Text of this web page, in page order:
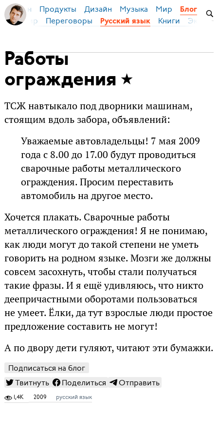
Бирман Продукты Дизайн Музыка Мир Блог
Мир Переговоры Русский язык Книги
Работы
ограждения
ТСЖ навтыкало под дворники машинам,
стоящим вдоль забора, объявлений:
Уважаемые автовладельцы! 7 мая 2009
года с 8.00 до 17.00 будут проводиться
сварочные работы металлического
ограждения. Просим переставить
автомобиль на другое место.
Хочется плакать. Сварочные работы
металлического ограждения! Я не понимаю,
как люди могут до такой степени не уметь
говорить на родном языке. Мозги же должны
совсем засохнуть, чтобы стали получаться
такие фразы. И я ещё удивляюсь, что никто
деепричастными оборотами пользоваться
не умеет. Ёлки, да тут взрослые люди простое
предложение составить не могут!
А по двору дети гуляют, читают эти бумажки.
Подписаться на блог
Твитнуть
Поделиться Отправить
1,4K 2009 русский язык